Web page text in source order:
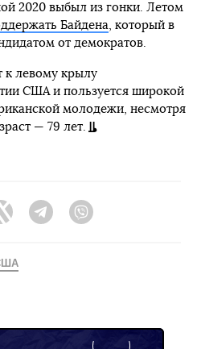
2020 выбыл из гонки. Летом
Байдена , который в
от демократов.
к левому крылу
США и пользуется широкой
молодежи, несмотря
— 79 лет.
Twitter Telegram